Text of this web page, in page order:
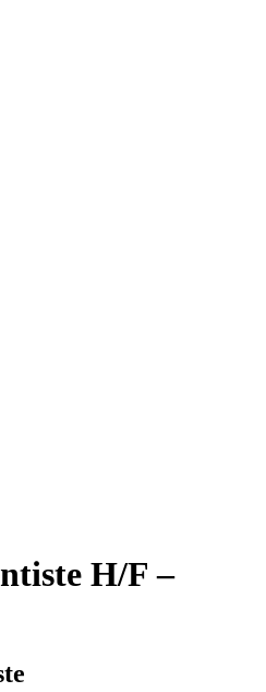
H/F –